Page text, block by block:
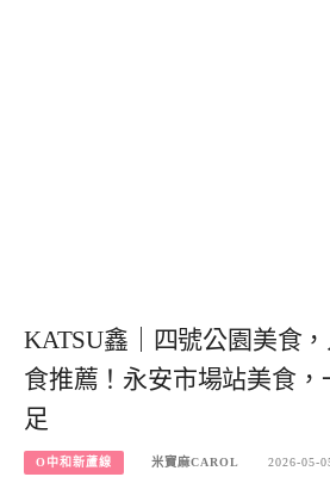
KATSU鑫｜四號公園美食
食推薦！永安市場站美食，
足
O中和新蘆線 米寶麻CAROL 2026-05-